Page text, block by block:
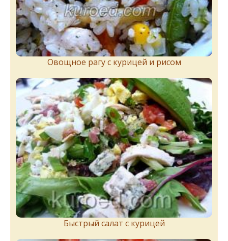
Овощное рагу с курицей и рисом
Быстрый салат с курицей